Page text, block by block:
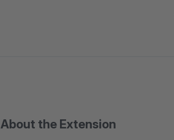
About the Extension